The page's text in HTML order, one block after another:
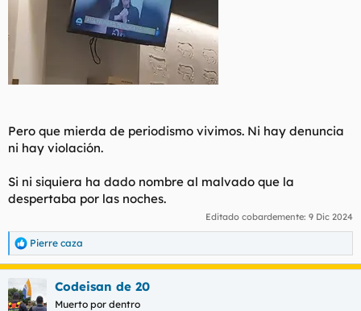
Pero que mierda de periodismo vivimos. Ni hay denuncia
ni hay violación.
Si ni siquiera ha dado nombre al malvado que la
despertaba por las noches.
Editado cobardemente: 9 Dic 2024
R
e
c
c
Pierre caza
Codeisan de 20
Muerto por dentro